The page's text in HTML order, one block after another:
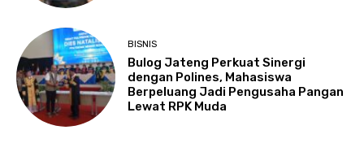
BISNIS
Bulog Jateng Perkuat Sinergi
dengan Polines, Mahasiswa
Berpeluang Jadi Pengusaha Pangan
Lewat RPK Muda